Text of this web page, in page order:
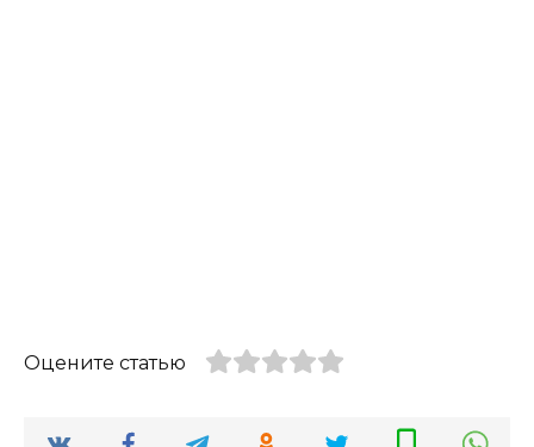
Оцените статью